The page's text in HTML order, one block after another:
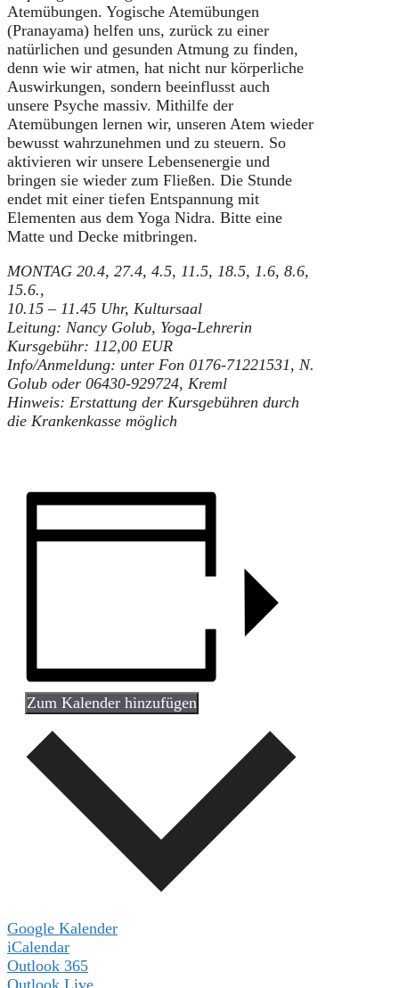
Atemübungen. Yogische Atemübungen
(Pranayama) helfen uns, zurück zu einer
natürlichen und gesunden Atmung zu finden,
denn wie wir atmen, hat nicht nur körperliche
Auswirkungen, sondern beeinflusst auch
unsere Psyche massiv. Mithilfe der
Atemübungen lernen wir, unseren Atem wieder
bewusst wahrzunehmen und zu steuern. So
aktivieren wir unsere Lebensenergie und
bringen sie wieder zum Fließen. Die Stunde
endet mit einer tiefen Entspannung mit
Elementen aus dem Yoga Nidra. Bitte eine
Matte und Decke mitbringen.
MONTAG 20.4, 27.4, 4.5, 11.5, 18.5, 1.6, 8.6,
15.6.,
10.15 – 11.45 Uhr, Kultursaal
Leitung: Nancy Golub, Yoga-Lehrerin
Kursgebühr: 112,00 EUR
Info/Anmeldung: unter Fon 0176-71221531, N.
Golub oder 06430-929724, Kreml
Hinweis: Erstattung der Kursgebühren durch
die Krankenkasse möglich
Zum Kalender hinzufügen
Google Kalender
iCalendar
Outlook 365
Outlook Live